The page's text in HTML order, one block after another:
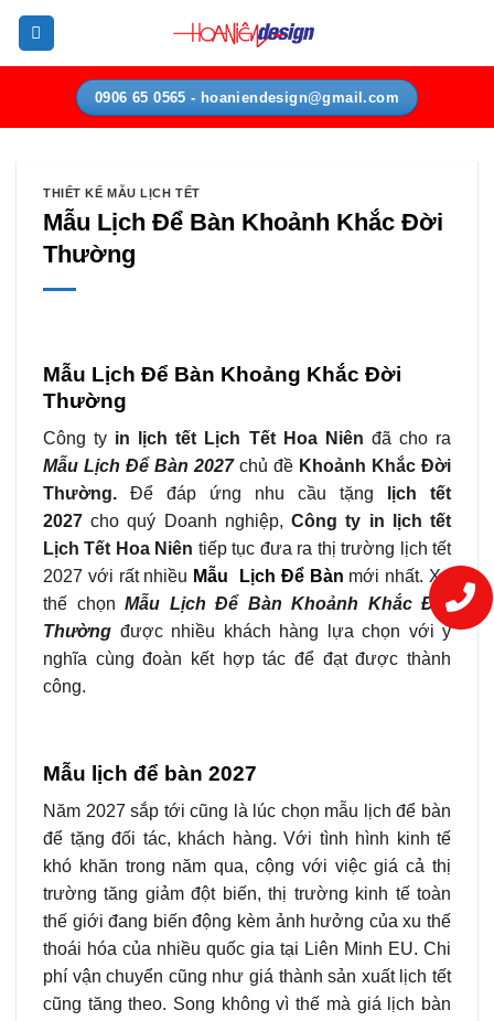
Bỏ
nội
0906 65 0565 - hoaniendesign@gmail.com
THIẾT KẾ MẪU LỊCH TẾT
Mẫu Lịch Để Bàn Khoảnh Khắc Đời
Thường
Mẫu Lịch Để Bàn Khoảng Khắc Đời
Thường
Công ty in lịch tết Lịch Tết Hoa Niên đã cho ra
Mẫu Lịch Để Bàn 2027 chủ đề Khoảnh Khắc Đời
Thường.
Để đáp ứng nhu cầu tặng
lịch tết
2027 cho quý Doanh nghiệp,Công ty in lịch tết
Lịch Tết Hoa Niên tiếp tục đưa ra thị trường lịch tết
2027 với rất nhiều Mẫu Lịch Để Bàn mới nhất. Xu
thế chọn Mẫu Lịch Để Bàn Khoảnh Khắc Đời
Thường được nhiều khách hàng lựa chọn với ý
nghĩa cùng đoàn kết hợp tác để đạt được thành
công.
Mẫu lịch để bàn 2027
Năm 2027 sắp tới cũng là lúc chọn mẫu lịch để bàn
để tặng đối tác, khách hàng. Với tình hình kinh tế
khó khăn trong năm qua, cộng với việc giá cả thị
trường tăng giảm đột biến, thị trường kinh tế toàn
thế giới đang biến động kèm ảnh hưởng của xu thế
thoái hóa của nhiều quốc gia tại Liên Minh EU. Chi
phí vận chuyển cũng như giá thành sản xuất lịch tết
cũng tăng theo. Song không vì thế mà giá lịch bàn